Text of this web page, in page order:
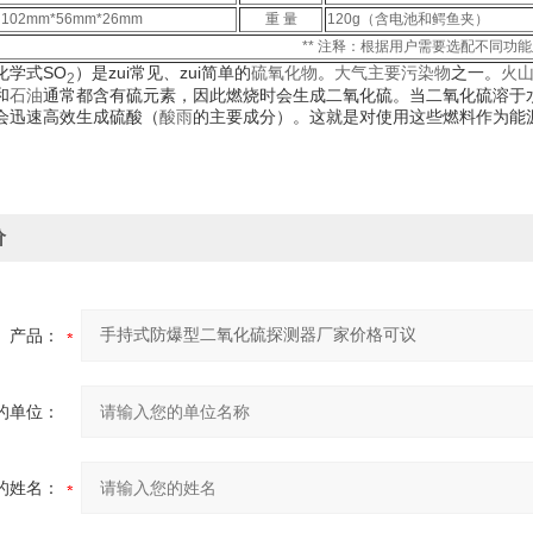
102mm*56mm*26mm 重 量
120g（含电池和鳄鱼夹）
** 注释：根据用户需要选配不同功
学式SO2 ）是zui常见、zui简单的硫氧化物。 大气主要污染物之一。 火山
石油通常都含有硫元素，因此燃烧时会生成二氧化硫。当二氧化硫溶于
迅速高效生成硫酸（酸雨的主要成分）。这就是对使用这些燃料作为
产品：
单位：
姓名：